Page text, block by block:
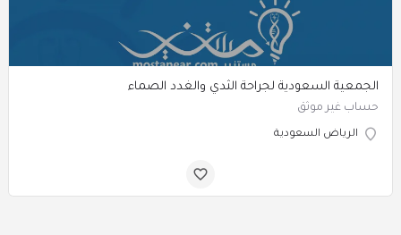
الجمعية السعودية لجراحة الثدي والغدد الصماء
حساب غير موثق
الرياض السعودية